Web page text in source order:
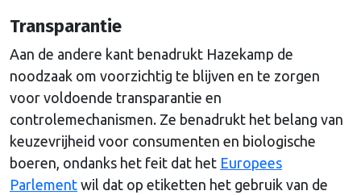
Transparantie
Aan de andere kant benadrukt Hazekamp de
noodzaak om voorzichtig te blijven en te zorgen
voor voldoende transparantie en
controlemechanismen. Ze benadrukt het belang van
keuzevrijheid voor consumenten en biologische
boeren, ondanks het feit dat het Europees
Parlement wil dat op etiketten het gebruik van de